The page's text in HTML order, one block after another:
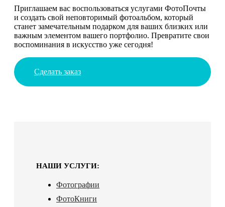
Приглашаем вас воспользоваться услугами ФотоПочты
и создать свой неповторимый фотоальбом, который
станет замечательным подарком для ваших близких или
важным элементом вашего портфолио. Превратите свои
воспоминания в искусство уже сегодня!
Сделать заказ
НАШИ УСЛУГИ:
Фотографии
ФотоКниги